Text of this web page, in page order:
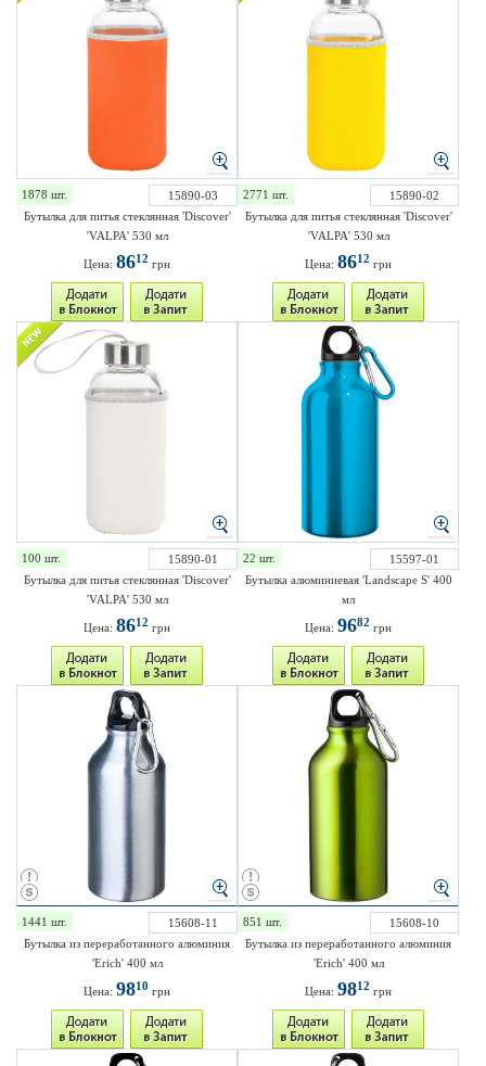
1878 шт.
15890-03
Бутылка для питья стеклянная 'Discover'
'VALPA' 530 мл
Цена: 8612 грн
2771 шт.
15890-02
Бутылка для питья стеклянная 'Discover'
'VALPA' 530 мл
Цена: 8612 грн
100 шт.
15890-01
Бутылка для питья стеклянная 'Discover'
'VALPA' 530 мл
Цена: 8612 грн
22 шт.
15597-01
Бутылка алюминиевая 'Landscape S' 400
мл
Цена: 9682 грн
1441 шт.
15608-11
Бутылка из переработанного алюминия
'Erich' 400 мл
Цена: 9810 грн
851 шт.
15608-10
Бутылка из переработанного алюминия
'Erich' 400 мл
Цена: 9812 грн